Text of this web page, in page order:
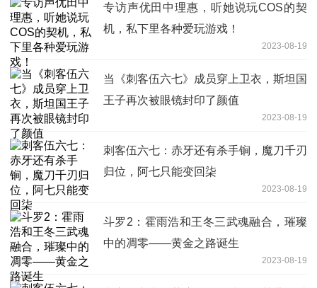
专访声优田中理惠，听她说玩COS的契
机，私下里各种爱玩游戏！
2023-08-19
当《刺客伍六七》成员穿上卫衣，斯坦国
王子再次被眼镜封印了颜值
2023-08-19
刺客伍六七：赤牙还有杀手锏，魔刀千刃
归位，阿七只能变回柒
2023-08-19
斗罗2：霍雨浩和王冬三武魂融合，璀璨
中的凋零——黄金之路诞生
2023-08-19